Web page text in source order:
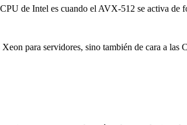
de Intel es cuando el AVX-512 se activa de
para servidores, sino también de cara a las